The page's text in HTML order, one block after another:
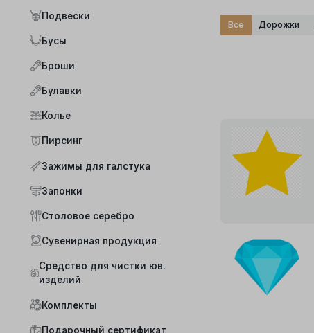
Подвески
Бусы
Броши
Булавки
Колье
Пирсинг
Зажимы для галстука
Запонки
Столовое серебро
Сувенирная продукция
Средство для чистки юв.
изделий
Комплекты
Подарочный сертификат
Все Дорожки